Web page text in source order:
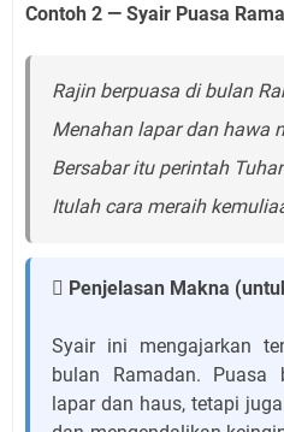
Contoh 2 — Syair Puasa
Rajin berpuasa di bulan
Menahan lapar dan hawa
Bersabar itu perintah
Itulah cara meraih
 Penjelasan Makna
Syair ini mengajarkan
bulan Ramadan. Puasa
lapar dan haus, tetapi